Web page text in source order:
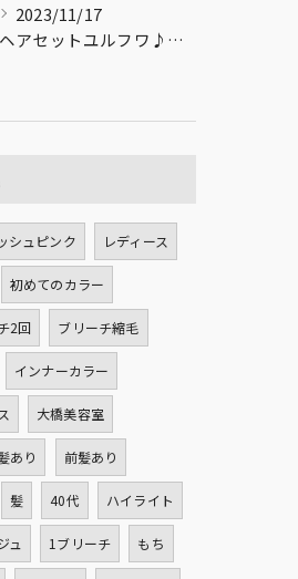
2023/11/17
ヘアセットユルフワ♪【福岡市南区大橋の美容室LICOL】
シュピンク レディース
初めてのカラー
2回 ブリーチ縮毛
インナーカラー
大橋美容室
あり 前髪あり
髪 40代 ハイライト
ュ 1ブリーチ もち